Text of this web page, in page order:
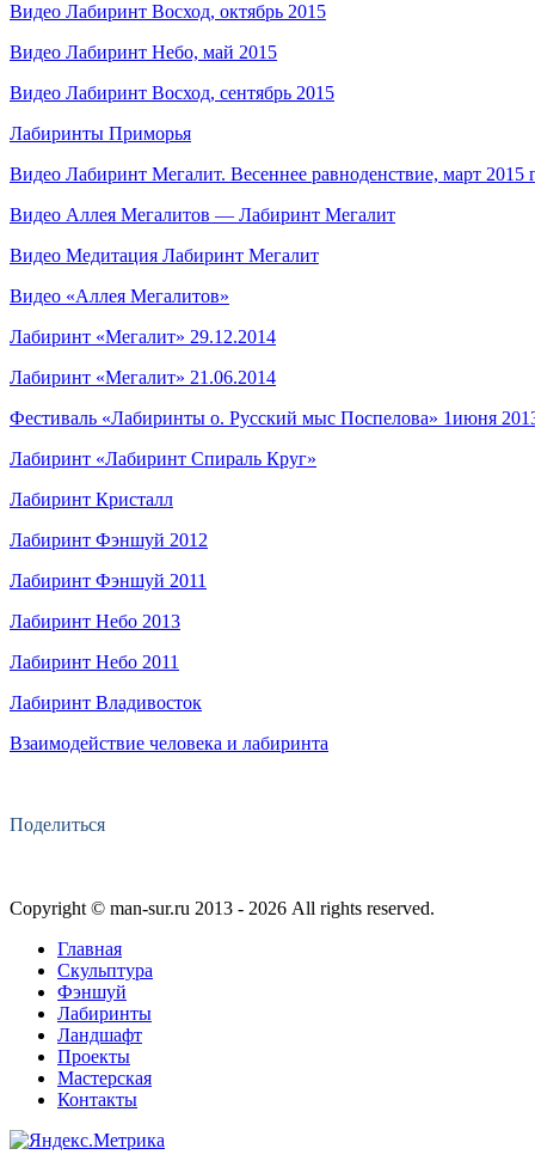
Видео Лабиринт Восход, октябрь 2015
Видео Лабиринт Небо, май 2015
Видео Лабиринт Восход, сентябрь 2015
Лабиринты Приморья
Видео Лабиринт Мегалит. Весеннее равноденствие, март 2015
Видео Аллея Мегалитов — Лабиринт Мегалит
Видео Медитация Лабиринт Мегалит
Видео «Аллея Мегалитов»
Лабиринт «Мегалит» 29.12.2014
Лабиринт «Мегалит» 21.06.2014
Фестиваль «Лабиринты о. Русский мыс Поспелова» 1июня
Лабиринт «Лабиринт Спираль Круг»
Лабиринт Кристалл
Лабиринт Фэншуй 2012
Лабиринт Фэншуй 2011
Лабиринт Небо 2013
Лабиринт Небо 2011
Лабиринт Владивосток
Взаимодействие человека и лабиринта
Поделиться
Copyright © man-sur.ru 2013 - 2026 Аll rights reserved.
Главная
Скульптура
Фэншуй
Лабиринты
Ландшафт
Проекты
Мастерская
Контакты